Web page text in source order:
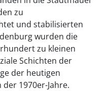
zu
und stabilisierten
wurden die
zu kleinen
Schichten der
der heutigen
1970er-Jahre.